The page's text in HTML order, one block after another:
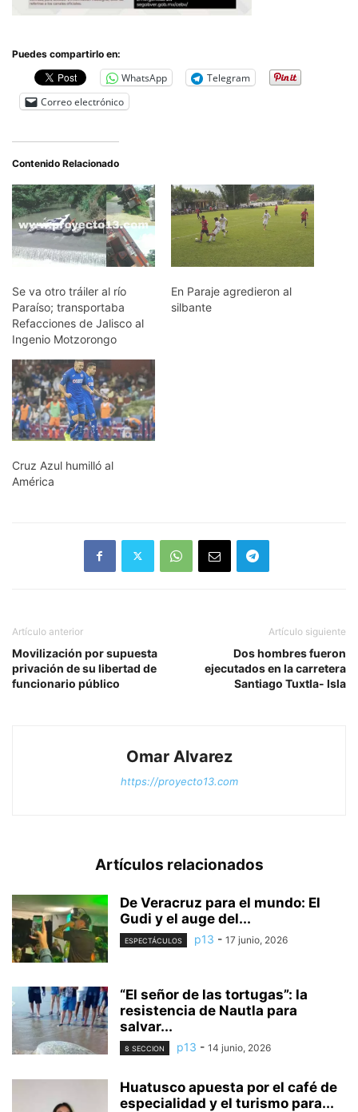
Puedes compartirlo en:
WhatsApp
Telegram
Correo electrónico
Contenido Relacionado
Se va otro tráiler al río
Paraíso; transportaba
Refacciones de Jalisco al
Ingenio Motzorongo
En Paraje agredieron al
silbante
Cruz Azul humilló al
América
Artículo anterior
Movilización por supuesta
privación de su libertad de
funcionario público
Artículo siguiente
Dos hombres fueron
ejecutados en la carretera
Santiago Tuxtla- Isla
Omar Alvarez
https://proyecto13.com
Artículos relacionados
De Veracruz para el mundo: El
Gudi y el auge del...
ESPECTÁCULOS p13 - 17 junio, 2026
“El señor de las tortugas”: la
resistencia de Nautla para
salvar...
8 SECCION p13 - 14 junio, 2026
Huatusco apuesta por el café de
especialidad y el turismo para...